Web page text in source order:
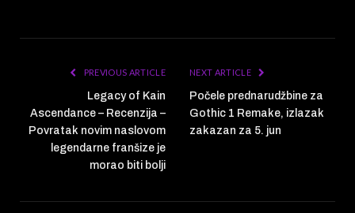
PREVIOUS ARTICLE
Legacy of Kain
Ascendance – Recenzija –
Povratak novim naslovom
legendarne franšize je
morao biti bolji
NEXT ARTICLE
Počele prednarudžbine za
Gothic 1 Remake, izlazak
zakazan za 5. jun